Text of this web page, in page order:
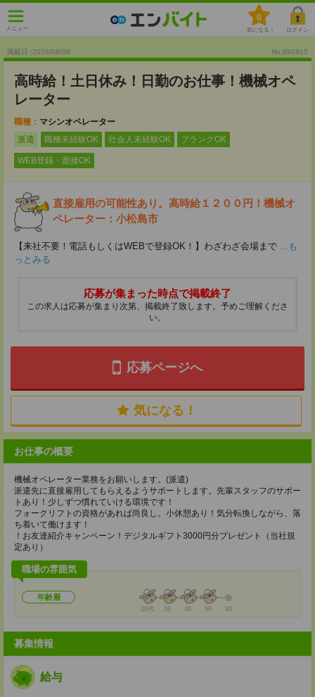
メニュー
0
気になる！ ログイン
掲載日 :2026/08/09 No.892815
高時給！土日休み！日勤のお仕事！機械オペ
レーター
職種： マシンオペレーター
派遣
職種未経験OK 社会人未経験OK ブランクOK
WEB登録・面接OK
直接雇用の可能性あり。高時給１２００円！機械オ
ペレーター：小松島市
【来社不要！電話もしくはWEBで登録OK！】わざわざ会場まで ...も
っとみる
応募が集まった時点で掲載終了
この求人は応募が集まり次第、掲載終了致します。予めご理解くださ
い。
応募ページへ
気になる！
お仕事の概要
機械オペレーター業務をお願いします。(派遣)
派遣先に直接雇用してもらえるようサポートします。先輩スタッフのサポー
トあり！少しずつ慣れていける環境です！
フォークリフトの資格があれば尚良し。小休憩あり！気分転換しながら、落
ち着いて働けます！
！お友達紹介キャンペーン！デジタルギフト3000円分プレゼント（当社規
定あり）
職場の雰囲気
年齢層
20代 30 40 50 60
募集情報
給与